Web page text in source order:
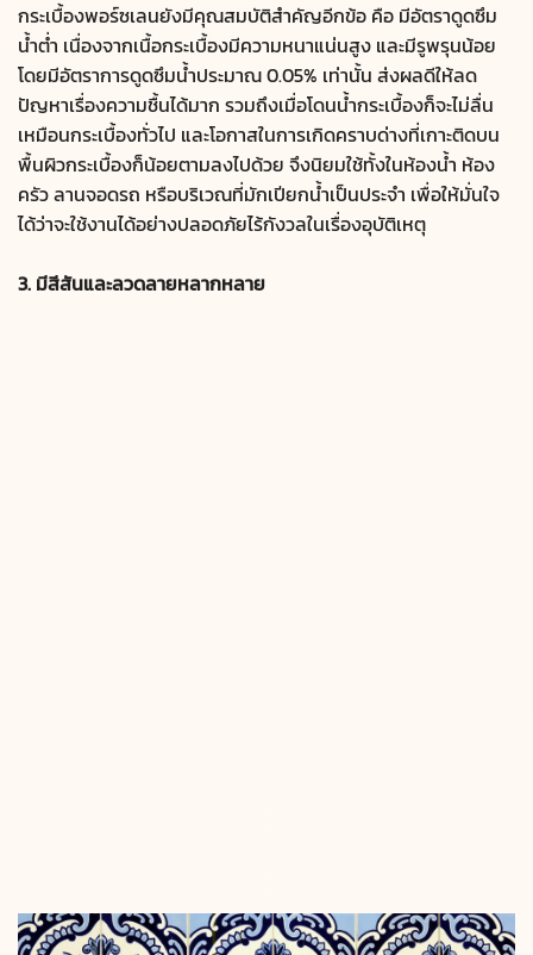
กระเบื้องพอร์ซเลนยังมีคุณสมบัติสำคัญอีกข้อ คือ มีอัตราดูดซึม
น้ำต่ำ เนื่องจากเนื้อกระเบื้องมีความหนาแน่นสูง และมีรูพรุนน้อย
โดยมีอัตราการดูดซึมน้ำประมาณ 0.05% เท่านั้น ส่งผลดีให้ลด
ปัญหาเรื่องความชื้นได้มาก รวมถึงเมื่อโดนน้ำกระเบื้องก็จะไม่ลื่น
เหมือนกระเบื้องทั่วไป และโอกาสในการเกิดคราบด่างที่เกาะติดบน
พื้นผิวกระเบื้องก็น้อยตามลงไปด้วย จึงนิยมใช้ทั้งในห้องน้ำ ห้อง
ครัว ลานจอดรถ หรือบริเวณที่มักเปียกน้ำเป็นประจำ เพื่อให้มั่นใจ
ได้ว่าจะใช้งานได้อย่างปลอดภัยไร้กังวลในเรื่องอุบัติเหตุ
3. มีสีสันและลวดลายหลากหลาย